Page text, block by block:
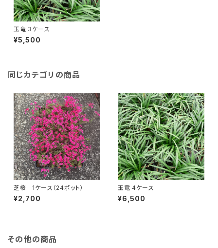
玉竜 3ケース
¥5,500
同じカテゴリの商品
芝桜 1ケース（24ポット）
¥2,700
玉竜 4ケース
¥6,500
その他の商品